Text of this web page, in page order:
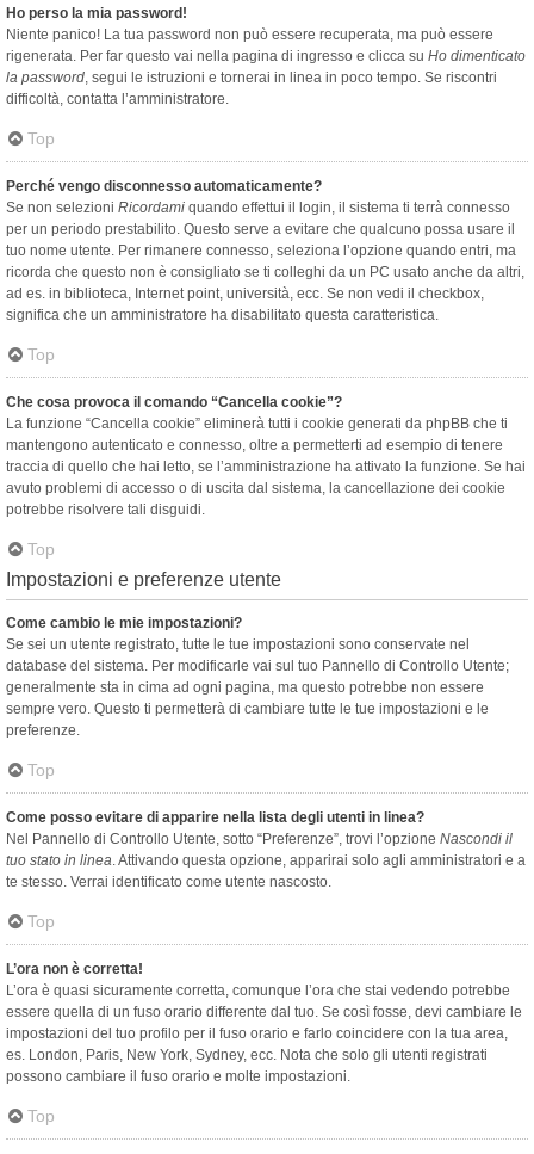
Ho perso la mia password!
Niente panico! La tua password non può essere recuperata, ma può essere
rigenerata. Per far questo vai nella pagina di ingresso e clicca su Ho dimenticato
la password, segui le istruzioni e tornerai in linea in poco tempo. Se riscontri
difficoltà, contatta l’amministratore.
Top
Perché vengo disconnesso automaticamente?
Se non selezioni Ricordami quando effettui il login, il sistema ti terrà connesso
per un periodo prestabilito. Questo serve a evitare che qualcuno possa usare il
tuo nome utente. Per rimanere connesso, seleziona l’opzione quando entri, ma
ricorda che questo non è consigliato se ti colleghi da un PC usato anche da altri,
ad es. in biblioteca, Internet point, università, ecc. Se non vedi il checkbox,
significa che un amministratore ha disabilitato questa caratteristica.
Top
Che cosa provoca il comando “Cancella cookie”?
La funzione “Cancella cookie” eliminerà tutti i cookie generati da phpBB che ti
mantengono autenticato e connesso, oltre a permetterti ad esempio di tenere
traccia di quello che hai letto, se l’amministrazione ha attivato la funzione. Se hai
avuto problemi di accesso o di uscita dal sistema, la cancellazione dei cookie
potrebbe risolvere tali disguidi.
Top
Impostazioni e preferenze utente
Come cambio le mie impostazioni?
Se sei un utente registrato, tutte le tue impostazioni sono conservate nel
database del sistema. Per modificarle vai sul tuo Pannello di Controllo Utente;
generalmente sta in cima ad ogni pagina, ma questo potrebbe non essere
sempre vero. Questo ti permetterà di cambiare tutte le tue impostazioni e le
preferenze.
Top
Come posso evitare di apparire nella lista degli utenti in linea?
Nel Pannello di Controllo Utente, sotto “Preferenze”, trovi l’opzione Nascondi il
tuo stato in linea. Attivando questa opzione, apparirai solo agli amministratori e a
te stesso. Verrai identificato come utente nascosto.
Top
L’ora non è corretta!
L’ora è quasi sicuramente corretta, comunque l’ora che stai vedendo potrebbe
essere quella di un fuso orario differente dal tuo. Se così fosse, devi cambiare le
impostazioni del tuo profilo per il fuso orario e farlo coincidere con la tua area,
es. London, Paris, New York, Sydney, ecc. Nota che solo gli utenti registrati
possono cambiare il fuso orario e molte impostazioni.
Top